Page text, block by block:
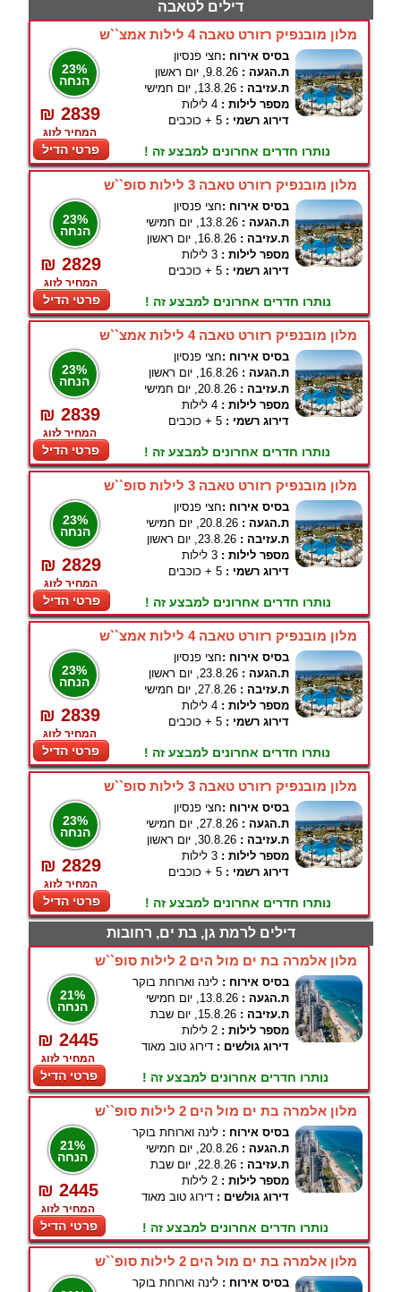
דילים לטאבה
מלון מובנפיק רזורט טאבה 4 לילות אמצ``ש
23%
הנחה
₪ 2839
המחיר לזוג
פרטי הדיל
בסיס אירוח :חצי פנסיון
ת.הגעה : 9.8.26, יום ראשון
ת.עזיבה : 13.8.26, יום חמישי
מספר לילות : 4 לילות
דירוג רשמי : 5 + כוכבים
נותרו חדרים אחרונים למבצע זה !
מלון מובנפיק רזורט טאבה 3 לילות סופ``ש
23%
הנחה
₪ 2829
המחיר לזוג
פרטי הדיל
בסיס אירוח :חצי פנסיון
ת.הגעה : 13.8.26, יום חמישי
ת.עזיבה : 16.8.26, יום ראשון
מספר לילות : 3 לילות
דירוג רשמי : 5 + כוכבים
נותרו חדרים אחרונים למבצע זה !
מלון מובנפיק רזורט טאבה 4 לילות אמצ``ש
23%
הנחה
₪ 2839
המחיר לזוג
פרטי הדיל
בסיס אירוח :חצי פנסיון
ת.הגעה : 16.8.26, יום ראשון
ת.עזיבה : 20.8.26, יום חמישי
מספר לילות : 4 לילות
דירוג רשמי : 5 + כוכבים
נותרו חדרים אחרונים למבצע זה !
מלון מובנפיק רזורט טאבה 3 לילות סופ``ש
23%
הנחה
₪ 2829
המחיר לזוג
פרטי הדיל
בסיס אירוח :חצי פנסיון
ת.הגעה : 20.8.26, יום חמישי
ת.עזיבה : 23.8.26, יום ראשון
מספר לילות : 3 לילות
דירוג רשמי : 5 + כוכבים
נותרו חדרים אחרונים למבצע זה !
מלון מובנפיק רזורט טאבה 4 לילות אמצ``ש
23%
הנחה
₪ 2839
המחיר לזוג
פרטי הדיל
בסיס אירוח :חצי פנסיון
ת.הגעה : 23.8.26, יום ראשון
ת.עזיבה : 27.8.26, יום חמישי
מספר לילות : 4 לילות
דירוג רשמי : 5 + כוכבים
נותרו חדרים אחרונים למבצע זה !
מלון מובנפיק רזורט טאבה 3 לילות סופ``ש
23%
הנחה
₪ 2829
המחיר לזוג
פרטי הדיל
בסיס אירוח :חצי פנסיון
ת.הגעה : 27.8.26, יום חמישי
ת.עזיבה : 30.8.26, יום ראשון
מספר לילות : 3 לילות
דירוג רשמי : 5 + כוכבים
נותרו חדרים אחרונים למבצע זה !
דילים לרמת גן, בת ים, רחובות
מלון אלמרה בת ים מול הים 2 לילות סופ``ש
21%
הנחה
₪ 2445
המחיר לזוג
פרטי הדיל
בסיס אירוח : לינה וארוחת בוקר
ת.הגעה : 13.8.26, יום חמישי
ת.עזיבה : 15.8.26, יום שבת
מספר לילות : 2 לילות
דירוג גולשים : דירוג טוב מאוד
נותרו חדרים אחרונים למבצע זה !
מלון אלמרה בת ים מול הים 2 לילות סופ``ש
21%
הנחה
₪ 2445
המחיר לזוג
פרטי הדיל
בסיס אירוח : לינה וארוחת בוקר
ת.הגעה : 20.8.26, יום חמישי
ת.עזיבה : 22.8.26, יום שבת
מספר לילות : 2 לילות
דירוג גולשים : דירוג טוב מאוד
נותרו חדרים אחרונים למבצע זה !
מלון אלמרה בת ים מול הים 2 לילות סופ``ש
בסיס אירוח : לינה וארוחת בוקר